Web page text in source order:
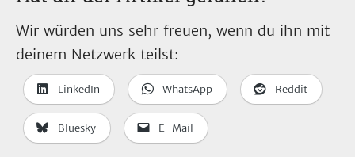
Wir würden uns sehr freuen, wenn du ihn mit
deinem Netzwerk teilst:
LinkedIn WhatsApp Reddit
Bluesky E-Mail